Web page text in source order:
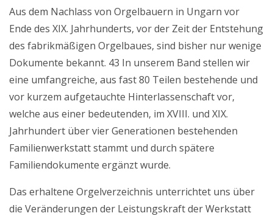
Aus dem Nachlass von Orgelbauern in Ungarn vor
Ende des XIX. Jahrhunderts, vor der Zeit der Entstehung
des fabrikmäßigen Orgelbaues, sind bisher nur wenige
Dokumente bekannt. 43 In unserem Band stellen wir
eine umfangreiche, aus fast 80 Teilen bestehende und
vor kurzem aufgetauchte Hinterlassenschaft vor,
welche aus einer bedeutenden, im XVIII. und XIX.
Jahrhundert über vier Generationen bestehenden
Familienwerkstatt stammt und durch spätere
Familiendokumente ergänzt wurde.
Das erhaltene Orgelverzeichnis unterrichtet uns über
die Veränderungen der Leistungskraft der Werkstatt